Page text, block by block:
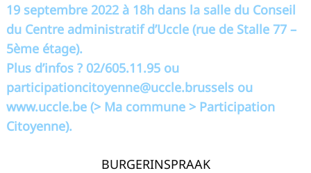
19 septembre 2022 à 18h dans la salle du Conseil
du Centre administratif d’Uccle (rue de Stalle 77 –
5ème étage).
Plus d’infos ? 02/605.11.95 ou
participationcitoyenne@uccle.brussels ou
www.uccle.be (> Ma commune > Participation
Citoyenne).
BURGERINSPRAAK